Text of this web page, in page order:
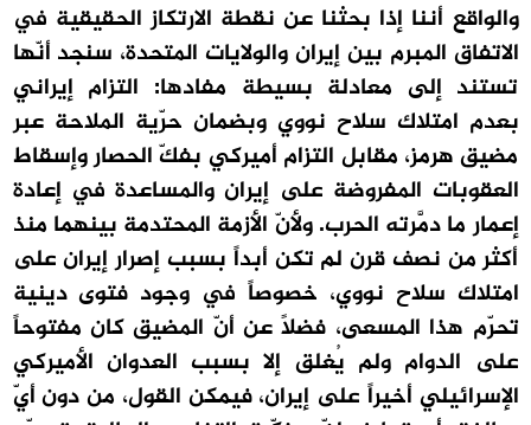
والواقع أننا إذا بحثنا عن نقطة الارتكاز الحقيقية في
الاتفاق المبرم بين إيران والولايات المتحدة، سنجد أنّها
تستند إلى معادلة بسيطة مفادها: التزام إيراني
بعدم امتلاك سلاح نووي وبضمان حرّية الملاحة عبر
مضيق هرمز، مقابل التزام أميركي بفكّ الحصار وإسقاط
العقوبات المفروضة على إيران والمساعدة في إعادة
إعمار ما دمَّرته الحرب. ولأنّ الأزمة المحتدمة بينهما منذ
أكثر من نصف قرن لم تكن أبداً بسبب إصرار إيران على
امتلاك سلاح نووي، خصوصاً في وجود فتوى دينية
تحرّم هذا المسعى، فضلاً عن أنّ المضيق كان مفتوحاً
على الدوام ولم يُغلق إلا بسبب العدوان الأميركي
الإسرائيلي أخيراً على إيران، فيمكن القول، من دون أيّ